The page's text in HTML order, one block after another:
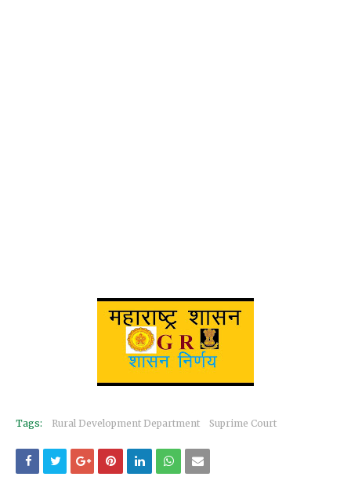
Tags: Rural Development Department Suprime Court